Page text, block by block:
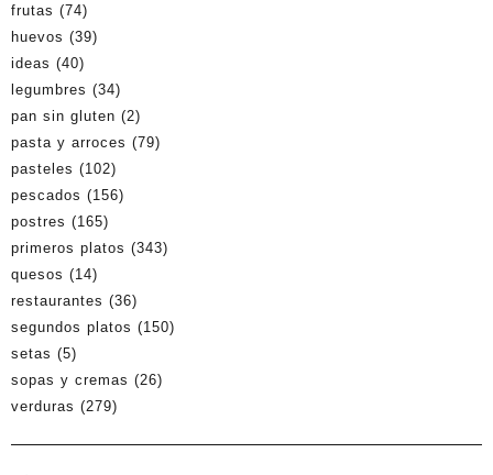
frutas (74)
huevos (39)
ideas (40)
legumbres (34)
pan sin gluten (2)
pasta y arroces (79)
pasteles (102)
pescados (156)
postres (165)
primeros platos (343)
quesos (14)
restaurantes (36)
segundos platos (150)
setas (5)
sopas y cremas (26)
verduras (279)